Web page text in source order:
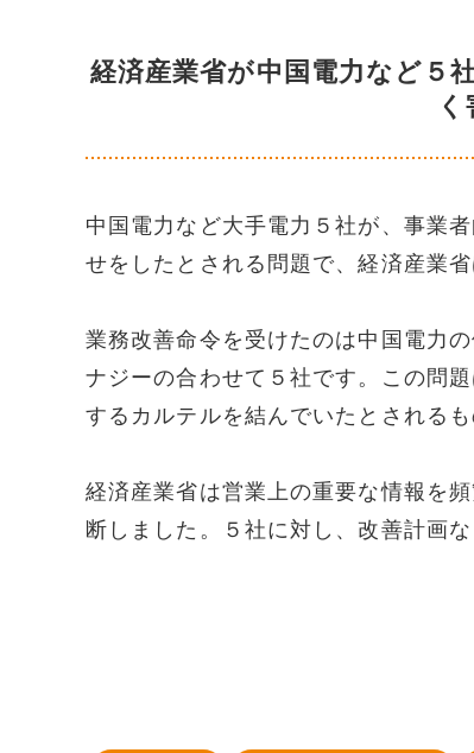
経済産業省が中国電力など５
中国電力など大手電力５社が、事業
せをしたとされる問題で、経済産業
業務改善命令を受けたのは中国電力
ナジーの合わせて５社です。この問
するカルテルを結んでいたとされるも
経済産業省は営業上の重要な情報を
断しました。５社に対し、改善計画